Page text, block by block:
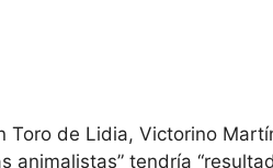
Toro de Lidia, Victorino
animalistas” tendría